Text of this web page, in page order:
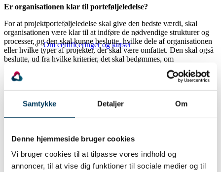
Samtykke Detaljer Om
Denne hjemmeside bruger cookies
Vi bruger cookies til at tilpasse vores indhold og
annoncer, til at vise dig funktioner til sociale medier og til
Om certificeringer og kurser
Om netværk
Er organisationen klar til porteføljeledelse?
For at projektporteføljeledelse skal give den bedste værdi, skal
organisationen være klar til at indføre de nødvendige strukturer og
processer, og den skal kunne beslutte, hvilke dele af organisationen
eller hvilke typer af projekter, der skal være omfattet. Den skal også
beslutte, ud fra hvilke kriterier, det skal bedømmes, om
porteføljeledelsen er succesfuld, og endelig skal organisationen
beslutte og indføre nye processer og organisatoriske enheder. At
gennemføre disse ting kræver for det første, at ledelsen forstår og
have en klar strategi. Herudover skal den være projektmoden, og
gennemgår baggrunden for disse forudsætninger for at indføre
organisationen beslutte hvordan den vil arbejde henimod
implementering af projektporteføljeledelse og forbedre